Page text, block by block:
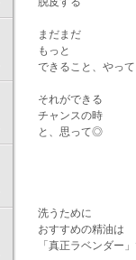
まだまだ
もっと
できること、やっ
それができる
チャンスの時
と、思って◎
洗うために
おすすめの精油は
「真正ラベンダー